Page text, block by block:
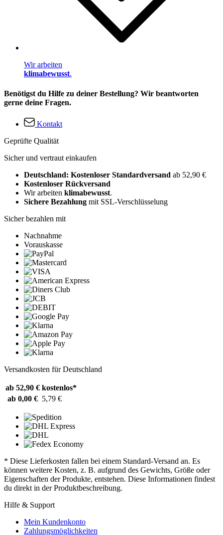
Wir arbeiten
klimabewusst.
Benötigst du Hilfe zu deiner Bestellung? Wir beantworten
gerne deine Fragen.
Kontakt
Geprüfte Qualität
Sicher und vertraut einkaufen
Deutschland: Kostenloser Standardversand ab 52,90 €
Kostenloser Rückversand
Wir arbeiten klimabewusst.
Sichere Bezahlung mit SSL-Verschlüsselung
Sicher bezahlen mit
Nachnahme
Vorauskasse
Versandkosten für Deutschland
ab 52,90 € kostenlos*
ab 0,00 € 5,79 €
* Diese Lieferkosten fallen bei einem Standard-Versand an. Es
können weitere Kosten, z. B. aufgrund des Gewichts, Größe oder
Eigenschaften der Produkte, entstehen. Diese Informationen findest
du direkt in der Produktbeschreibung.
Hilfe & Support
Mein Kundenkonto
Zahlungsmöglichkeiten